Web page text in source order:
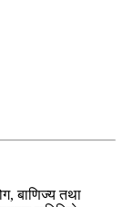
बाणिज्य तथा